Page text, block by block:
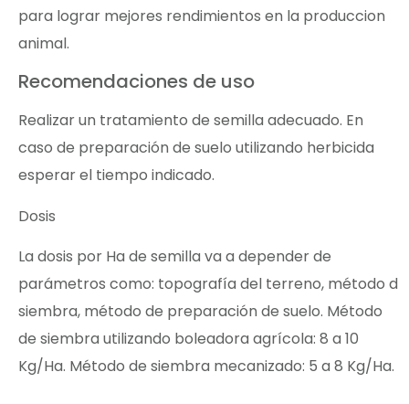
para lograr mejores rendimientos en la produccion
animal.
Recomendaciones de uso
Realizar un tratamiento de semilla adecuado. En
caso de preparación de suelo utilizando herbicida
esperar el tiempo indicado.
Dosis
La dosis por Ha de semilla va a depender de
parámetros como: topografía del terreno, método d
siembra, método de preparación de suelo. Método
de siembra utilizando boleadora agrícola: 8 a 10
Kg/Ha. Método de siembra mecanizado: 5 a 8 Kg/Ha.